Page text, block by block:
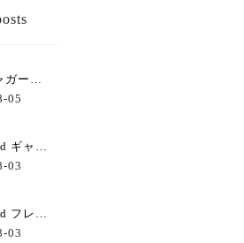
CEaRET ジャガードコクーンスカート
05
SIWALY fluid ギャザーワイドパンツ
03
SIWALY fluid フレアーブラウス
03